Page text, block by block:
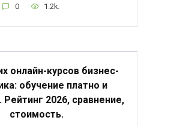
0 1.2k.
онлайн-курсов бизнес-
обучение платно и
Рейтинг 2026, сравнение,
стоимость.